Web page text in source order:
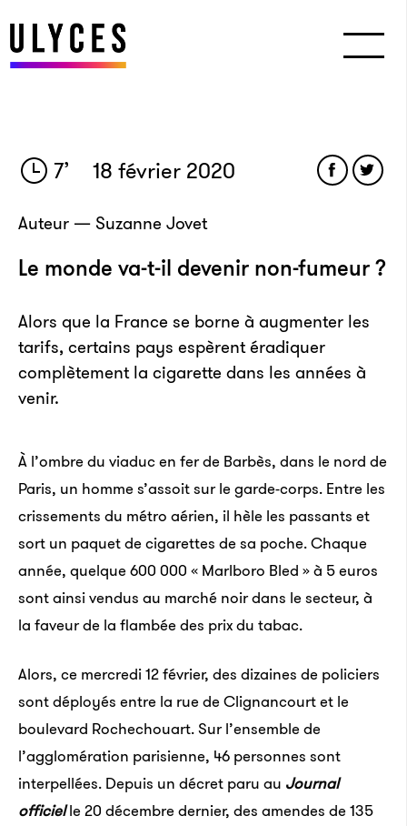
7’ 18 février 2020
Auteur — Suzanne Jovet
Le monde va-t-il devenir non-fumeur ?
Alors que la France se borne à augmenter les
tarifs, certains pays espèrent éradiquer
complètement la cigarette dans les années à
venir.
À l’ombre du viaduc en fer de Barbès, dans le nord de
Paris, un homme s’assoit sur le garde-corps. Entre les
crissements du métro aérien, il hèle les passants et
sort un paquet de cigarettes de sa poche. Chaque
année, quelque 600 000 « Marlboro Bled » à 5 euros
sont ainsi vendus au marché noir dans le secteur, à
la faveur de la flambée des prix du tabac.
Alors, ce mercredi 12 février, des dizaines de policiers
sont déployés entre la rue de Clignancourt et le
boulevard Rochechouart. Sur l’ensemble de
l’agglomération parisienne, 46 personnes sont
interpellées. Depuis un décret paru au Journal
officielle 20 décembre dernier, des amendes de 135